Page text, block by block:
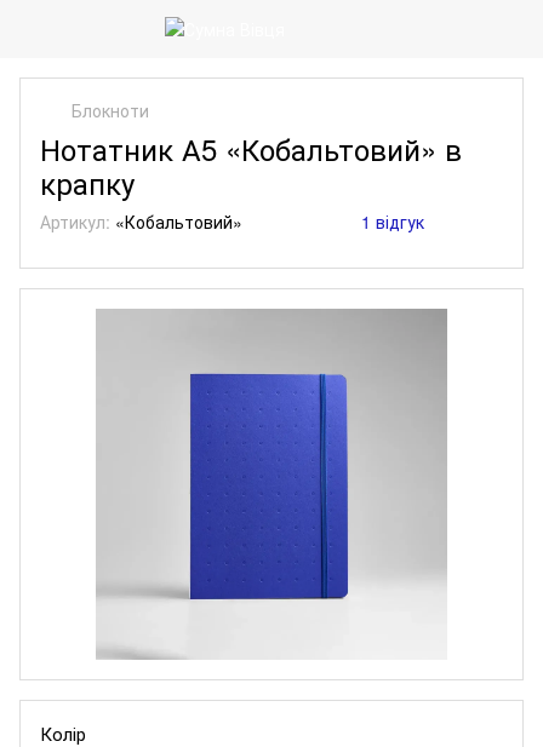
Блокноти
Нотатник А5 «Кобальтовий» в
крапку
Артикул: «Кобальтовий» 1 відгук
Колір